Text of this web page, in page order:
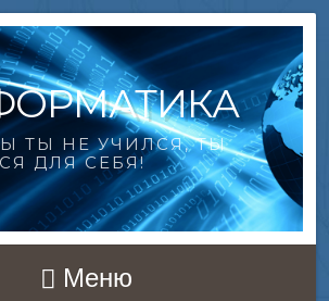
ТЫ НЕ УЧИЛСЯ, ТЫ
ДЛЯ СЕБЯ!
Меню